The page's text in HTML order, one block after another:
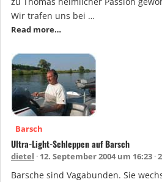
Wir trafen uns bei …
Read more…
Barsch
Ultra-Light-Schleppen auf Barsch
dietel 12. September 2004 um 16:23
Barsche sind Vagabunden. Sie